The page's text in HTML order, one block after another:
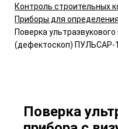
Контроль строительных
Приборы для
Поверка
(дефектоскоп) ПУЛЬСАР-
Поверка